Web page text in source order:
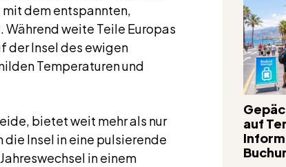
dem entspannten,
weite Teile Europas
der Insel des ewigen
Temperaturen und
bietet weit mehr als nur
die Insel in eine pulsierende
in einem
auf